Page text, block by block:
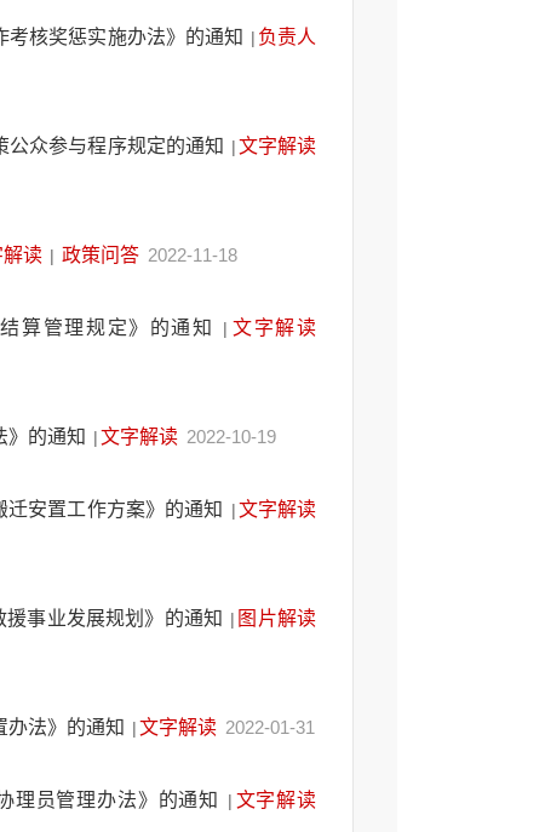
考核奖惩实施办法》的通知 | 负责人
公众参与程序规定的通知 |文字解读
读 | 政策问答 2022-11-18
算管理规定》的通知 | 文字解读
》的通知 |文字解读 2022-10-19
安置工作方案》的通知 |文字解读
援事业发展规划》的通知 | 图片解读
办法》的通知 |文字解读 2022-01-31
理员管理办法》的通知 | 文字解读